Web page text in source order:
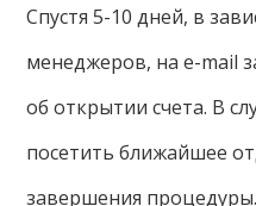
Спустя 5-10 дней, в
менеджеров, на e-mail
об открытии счета. В
посетить ближайшее
завершения